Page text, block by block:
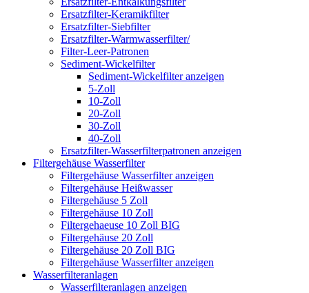
Ersatzfilter-Keramikfilter
Ersatzfilter-Siebfilter
Ersatzfilter-Warmwasserfilter/
Filter-Leer-Patronen
Sediment-Wickelfilter
Sediment-Wickelfilter anzeigen
5-Zoll
10-Zoll
20-Zoll
30-Zoll
40-Zoll
Ersatzfilter-Wasserfilterpatronen anzeigen
Filtergehäuse Wasserfilter
Filtergehäuse Wasserfilter anzeigen
Filtergehäuse Heißwasser
Filtergehäuse 5 Zoll
Filtergehäuse 10 Zoll
Filtergehaeuse 10 Zoll BIG
Filtergehäuse 20 Zoll
Filtergehäuse 20 Zoll BIG
Filtergehäuse Wasserfilter anzeigen
Wasserfilteranlagen
Wasserfilteranlagen anzeigen